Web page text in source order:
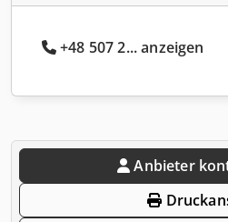
+48 507 2... anzeigen
Anbieter